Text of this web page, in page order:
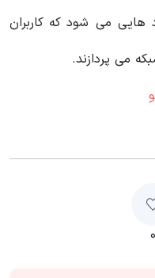
هایی می‌ شود که کاربران
می‌ پردازند.
۰